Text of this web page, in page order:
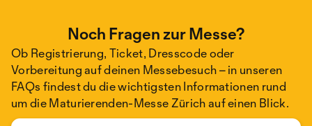
Noch Fragen zur Messe?
Ob Registrierung, Ticket, Dresscode oder
Vorbereitung auf deinen Messebesuch – in unseren
FAQs findest du die wichtigsten Informationen rund
um die Maturierenden-Messe Zürich auf einen Blick.